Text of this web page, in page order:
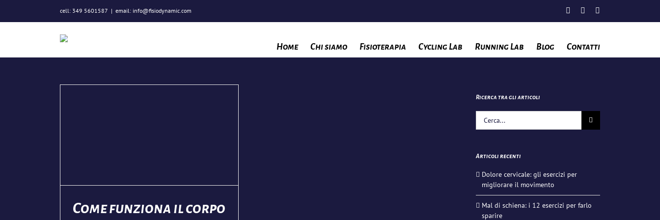
contenuto
cell: 349 5601587 | email: info@fisiodynamic.com FacebookInstagram
Home Chi siamo Fisioterapia Cycling Lab Running Lab Blog Contatti
Come funziona il corpo
Ricerca tra gli articoli
per:
Articoli recenti
Dolore cervicale: gli esercizi per
migliorare il movimento
Mal di schiena: i 12 esercizi per farlo
sparire